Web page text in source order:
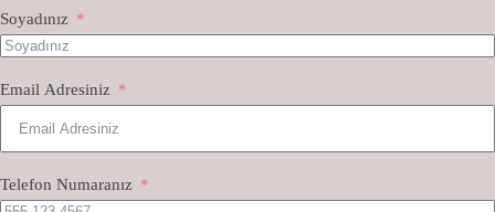
Soyadınız
Email Adresiniz
Telefon Numaranız